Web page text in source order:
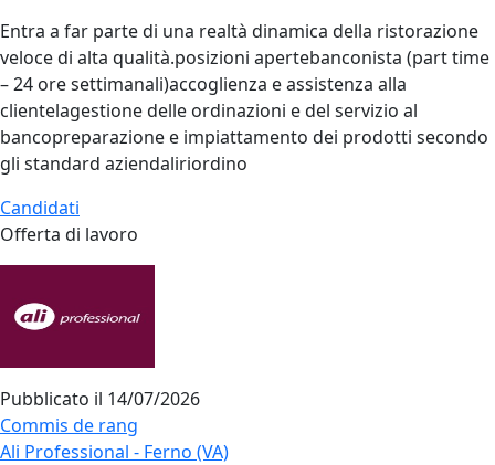
Entra a far parte di una realtà dinamica della ristorazione
veloce di alta qualità.posizioni apertebanconista (part time
– 24 ore settimanali)accoglienza e assistenza alla
clientelagestione delle ordinazioni e del servizio al
bancopreparazione e impiattamento dei prodotti secondo
gli standard aziendaliriordino
Candidati
Offerta di lavoro
Pubblicato il 14/07/2026
Commis de rang
Ali Professional - Ferno (VA)